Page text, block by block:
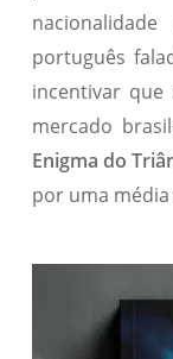
português
incentivar que
mercado
Enigma do
por uma